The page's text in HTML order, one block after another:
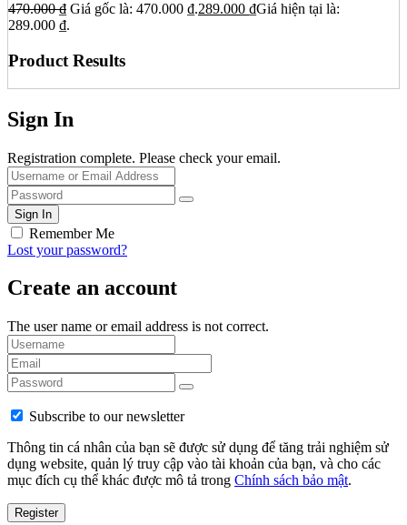
470.000₫ Giá gốc là: 470.000 ₫.289.000 ₫Giá hiện tại là:
289.000 ₫.
Product Results
Sign In
Registration complete. Please check your email.
Remember Me
Lost your password?
Create an account
The user name or email address is not correct.
Subscribe to our newsletter
Thông tin cá nhân của bạn sẽ được sử dụng để tăng trải nghiệm sử
dụng website, quản lý truy cập vào tài khoản của bạn, và cho các
mục đích cụ thể khác được mô tả trong Chính sách bảo mật.